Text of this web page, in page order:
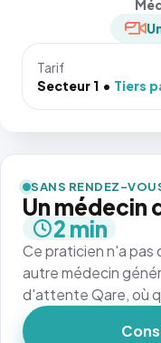
Tarif
Secteur 1
Tiers
SANS RENDEZ-
Un médecin
2 min
Ce praticien n'a pas
autre médecin
d'attente Qare, où